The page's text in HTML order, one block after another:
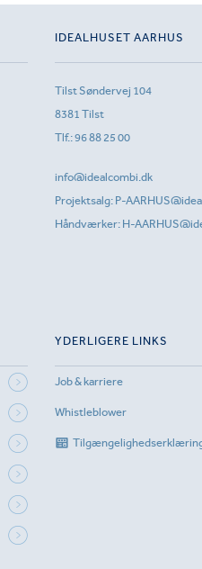
IDEALHUSET AARHUS
Tilst Søndervej 104
8381 Tilst
Tlf.:96 88 25 00
info@idealcombi.dk
Projektsalg: P-
Håndværker: H-
YDERLIGERE LINKS
Job & karriere
Whistleblower